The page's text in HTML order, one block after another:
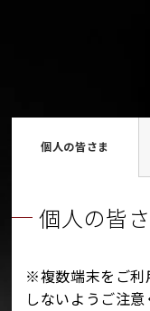
個人の皆さま
個人の皆
※複数端末をご利
しないようご注